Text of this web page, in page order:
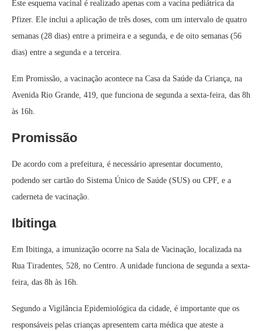
Este esquema vacinal é realizado apenas com a vacina pediátrica da
Pfizer. Ele inclui a aplicação de três doses, com um intervalo de quatro
semanas (28 dias) entre a primeira e a segunda, e de oito semanas (56
dias) entre a segunda e a terceira.
Em Promissão, a vacinação acontece na Casa da Saúde da Criança, na
Avenida Rio Grande, 419, que funciona de segunda a sexta-feira, das 8h
às 16h.
Promissão
De acordo com a prefeitura, é necessário apresentar documento,
podendo ser cartão do Sistema Único de Saúde (SUS) ou CPF, e a
caderneta de vacinação.
Ibitinga
Em Ibitinga, a imunização ocorre na Sala de Vacinação, localizada na
Rua Tiradentes, 528, no Centro. A unidade funciona de segunda a sexta-
feira, das 8h às 16h.
Segundo a Vigilância Epidemiológica da cidade, é importante que os
responsáveis pelas crianças apresentem carta médica que ateste a